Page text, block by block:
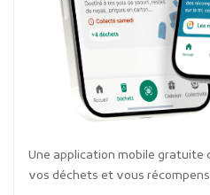
Une application mobile gratuite
vos déchets et vous